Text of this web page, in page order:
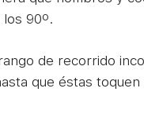
los 90º.
de recorrido
que éstas